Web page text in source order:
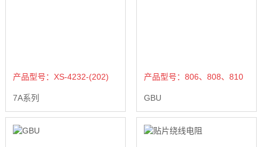
产品型号：XS-4232-(202)
7A系列
产品型号：806、808、810
GBU